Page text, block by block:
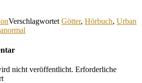
Verschlagwortet Götter, Hörbuch, Urban
nicht veröffentlicht. Erforderliche